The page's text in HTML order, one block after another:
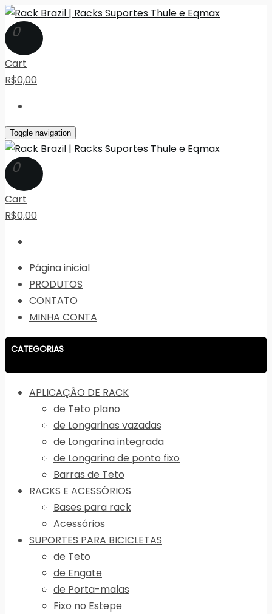
0
Cart
R$0,00
Toggle navigation
0
Cart
R$0,00
Página inicial
PRODUTOS
CONTATO
MINHA CONTA
CATEGORIAS
APLICAÇÃO DE RACK
de Teto plano
de Longarinas vazadas
de Longarina integrada
de Longarina de ponto fixo
Barras de Teto
RACKS E ACESSÓRIOS
Bases para rack
Acessórios
SUPORTES PARA BICICLETAS
de Teto
de Engate
de Porta-malas
Fixo no Estepe